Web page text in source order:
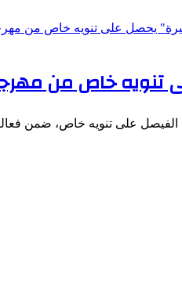
تنويه خاص من
على تنويه خاص، ضمن